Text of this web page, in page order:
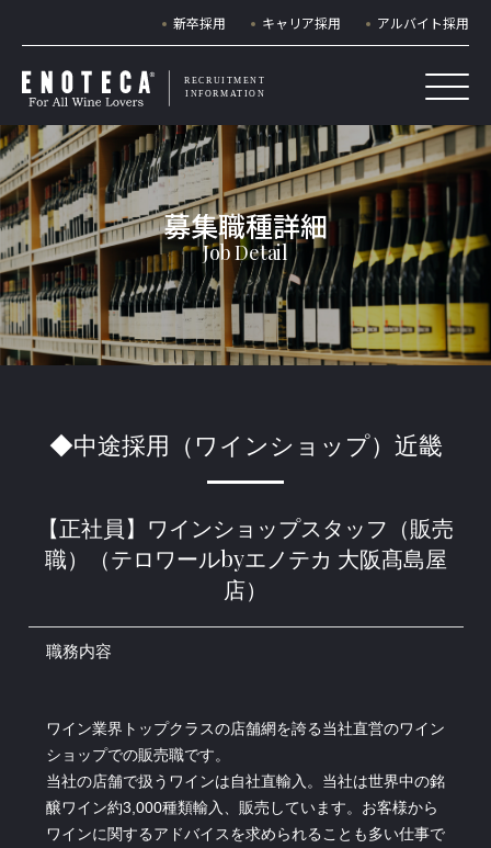
新卒採用 キャリア採用 アルバイト採用
RECRUITMENT
INFORMATION
◆中途採用（ワインショップ）近畿
【正社員】ワインショップスタッフ（販売
職）（テロワールbyエノテカ 大阪髙島屋
店）
職務内容
ワイン業界トップクラスの店舗網を誇る当社直営のワイン
ショップでの販売職です。
当社の店舗で扱うワインは自社直輸入。当社は世界中の銘
醸ワイン約3,000種類輸入、販売しています。お客様から
ワインに関するアドバイスを求められることも多い仕事で